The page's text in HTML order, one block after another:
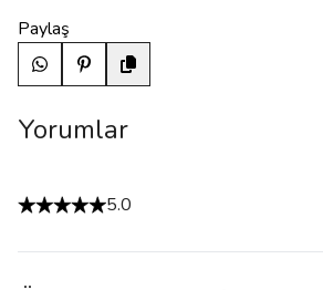
Paylaş
Yorumlar
5.0